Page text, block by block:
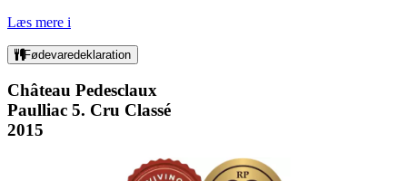
Læs mere i
Fødevaredeklaration
Château Pedesclaux
Paulliac 5. Cru Classé
2015